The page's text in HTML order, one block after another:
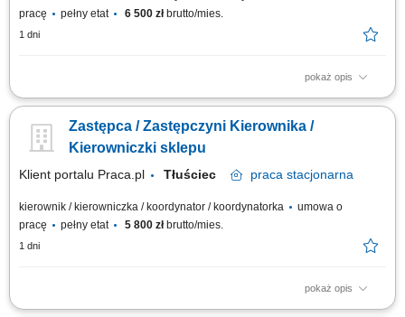
pracę
pełny etat 6 500 złbrutto/mies.
1 dni
pokaż opis
zarządzanie całokształtem działalności sklepu i nadzór nad jego
delegowanie zadań i wspieranie pracowników w realizacji celów,
monitorowanie wyników sprzedaży oraz wdrażanie działań
Zastępca / Zastępczyni Kierownika /
Kierowniczki sklepu
Klient portalu Praca.pl Tłuściec praca stacjonarna
kierownik / kierowniczka / koordynator / koordynatorka
umowa o
pracę
pełny etat 5 800 złbrutto/mies.
1 dni
pokaż opis
współpraca z Kierownikiem Sklepu w zapewnieniu sprawnego